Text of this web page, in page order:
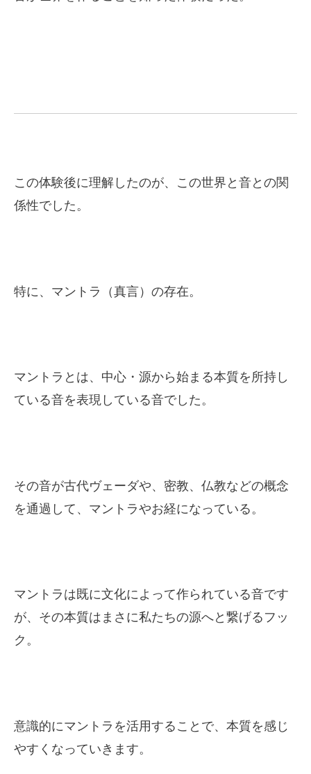
この体験後に理解したのが、この世界と音との関
係性でした。
特に、マントラ（真言）の存在。
マントラとは、中心・源から始まる本質を所持し
ている音を表現している音でした。
その音が古代ヴェーダや、密教、仏教などの概念
を通過して、マントラやお経になっている。
マントラは既に文化によって作られている音です
が、その本質はまさに私たちの源へと繋げるフッ
ク。
意識的にマントラを活用することで、本質を感じ
やすくなっていきます。